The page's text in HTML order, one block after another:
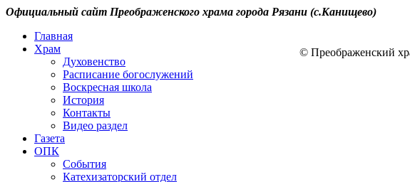
Официальный сайт Преображенского храма города Рязани (с.Канищево)
Главная
Храм
Духовенство
Расписание богослужений
Воскресная школа
История
Контакты
Видео раздел
Газета
ОПК
События
Катехизаторский отдел
© Преображенский